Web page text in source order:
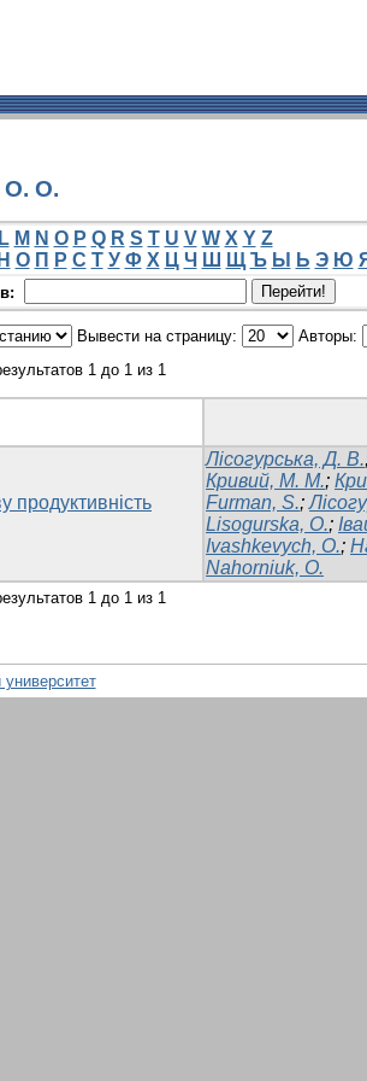
О. О.
L M N O P Q R S T U V W X Y Z
Н О П Р С Т У Ф Х Ц Ч Ш Щ Ъ Ы Ь Э Ю
Вывести на страницу:
Авторы:
1 до 1 из 1
продуктивність
Лісогурська, Д. В.
Кривий, М. М.;
Furman, S.;
Lisogurska, O.;
Ivashkevych, O.;
Nahorniuk, O.
1 до 1 из 1